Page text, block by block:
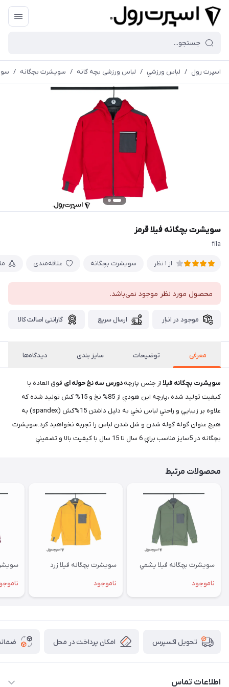
اسپرت رول / لباس ورزشي / لباس ورزشی بچه گانه / سویشرت بچگانه /
سویشرت بچگانه فيلا قرمز
fila
از 1 نظر سویشرت بچگانه علاقه‌مندی
محصول مورد نظر موجود نمی‌باشد.
موجود در انبار ارسال سریع گارانتی اصالت کالا
معرفی توضیحات سایز بندی دیدگاه‌ها
سویشرت بچگانه فيلااز جنس پارچهدورس سه نخ حوله ای فوق العاده با
کیفیت تولید شده ،پارچه اين هودي از 85% نخ و 15% كش توليد شده كه
علاوه بر زيبايي و راحتي لباس نخي به دليل داشتن 15%كش (spandex) به
هيچ عنوان گوله گوله شدن و شل شدن لباس را تجربه نخواهيد كرد.سویشرت
بچگانه در 5سايز مناسب براي 6 سال تا 15 سال با كيفيت بالا و تضميني
محصولات مرتبط
سویشرت بچگانه فيلا يشمي
ناموجود
سویشرت بچگانه فيلا زرد
ناموجود
تحویل اکسپرس امکان پرداخت در محل
اطلاعات تماس